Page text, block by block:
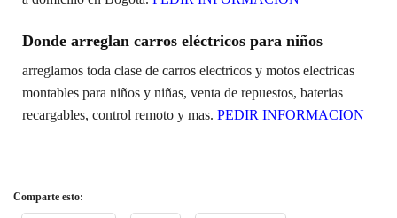
Donde arreglan carros eléctricos para niños
arreglamos toda clase de carros electricos y motos electricas
montables para niños y niñas, venta de repuestos, baterias
recargables, control remoto y mas. PEDIR INFORMACION
Comparte esto: